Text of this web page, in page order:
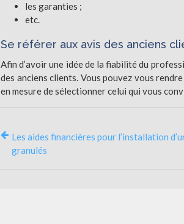
les garanties ;
etc.
Se référer aux avis des anciens
Afin d’avoir une idée de la fiabilité du
des anciens clients. Vous pouvez vous
en mesure de sélectionner celui qui vous
Les aides financières pour l’installation
granulés